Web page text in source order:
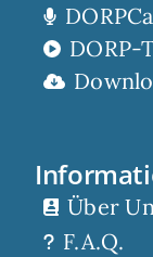
DORP-
Über
F.A.Q.